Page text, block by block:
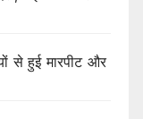
से हुई मारपीट और